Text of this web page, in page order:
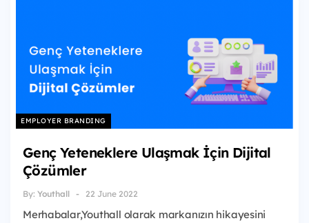
EMPLOYER BRANDING
Genç Yeteneklere Ulaşmak İçin Dijital
Çözümler
By: Youthall 22 June 2022
Merhabalar,Youthall olarak markanızın hikayesini